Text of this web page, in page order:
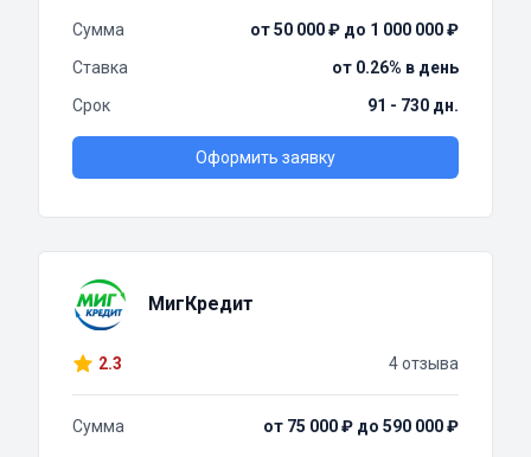
Сумма
от 50 000 ₽ до 1 000 000 ₽
Ставка
от 0.26% в день
Срок
91 - 730 дн.
Оформить заявку
МигКредит
2.3 4 отзыва
Сумма
от 75 000 ₽ до 590 000 ₽